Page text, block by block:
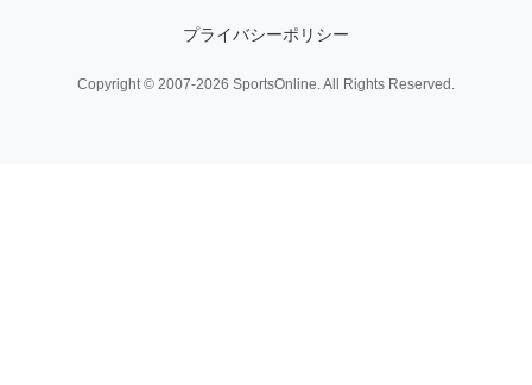
プライバシーポリシー
Copyright © 2007-2026 SportsOnline. All Rights Reserved.